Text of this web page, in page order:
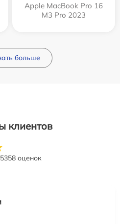
Apple MacBook Pro 16
M3 Pro 2023
больше
клиентов
5358 оценок